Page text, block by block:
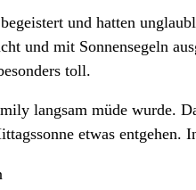
und hatten
und mit Sonnensegeln
toll.
langsam müde wurde.
etwas entgehen.